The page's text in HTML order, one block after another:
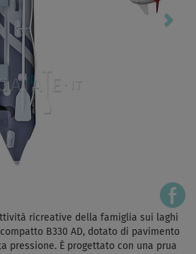
ricreative della famiglia sui laghi
B330 AD, dotato di pavimento
pressione. È progettato con una prua